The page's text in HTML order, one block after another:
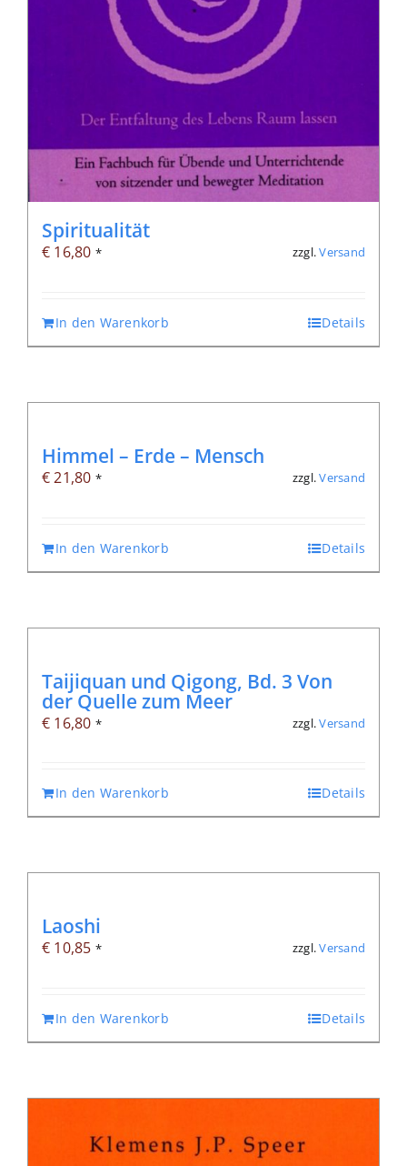
Spiritualität
€ 16,80 * zzgl.Versand
In den Warenkorb Details
Himmel – Erde – Mensch
€21,80 * zzgl.Versand
In den Warenkorb Details
Taijiquan und Qigong, Bd. 3 Von
der Quelle zum Meer
€ 16,80 * zzgl.Versand
In den Warenkorb Details
Laoshi
€ 10,85 * zzgl.Versand
In den Warenkorb Details